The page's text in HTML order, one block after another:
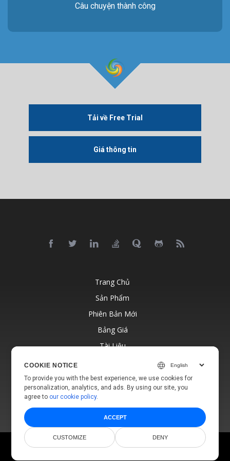
Câu chuyện thành công
Tải về Free Trial
Giá thông tin
Trang Chủ
Sản Phẩm
Phiên Bản Mới
Bảng Giá
Tài Liệu
Blog
Trang Web
© Aspose Pty Ltd 2001-2026.
COOKIE NOTICE
To provide you with the best experience, we use cookies for
personalization, analytics, and ads. By using our site, you
agree to our cookie policy.
ACCEPT
CUSTOMIZE DENY